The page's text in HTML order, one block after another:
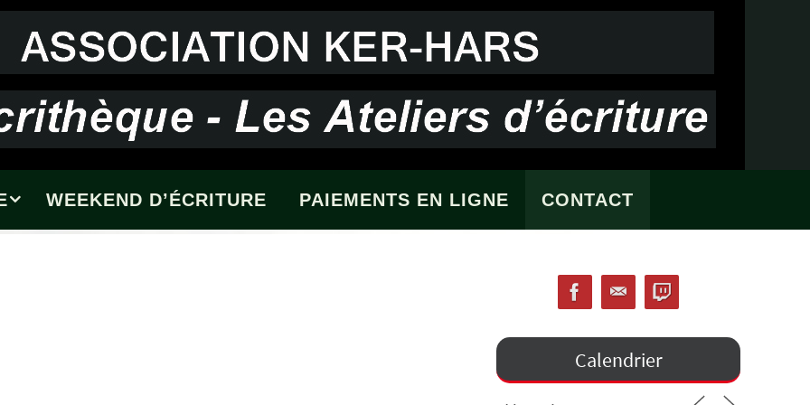
WEEKEND D’ÉCRITURE PAIEMENTS EN LIGNE CONTACT
Calendrier